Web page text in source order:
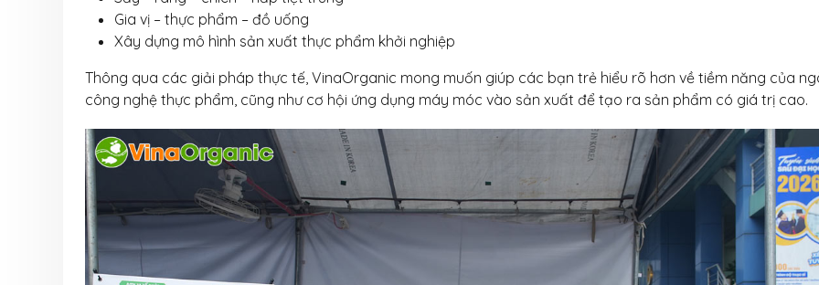
Gia vị – thực phẩm – đồ uống
Xây dựng mô hình sản xuất thực phẩm khởi nghiệp
Thông qua các giải pháp thực tế, VinaOrganic mong muốn giúp các bạn trẻ hiểu rõ hơn về tiềm năng của
công nghệ thực phẩm, cũng như cơ hội ứng dụng máy móc vào sản xuất để tạo ra sản phẩm có giá trị cao.